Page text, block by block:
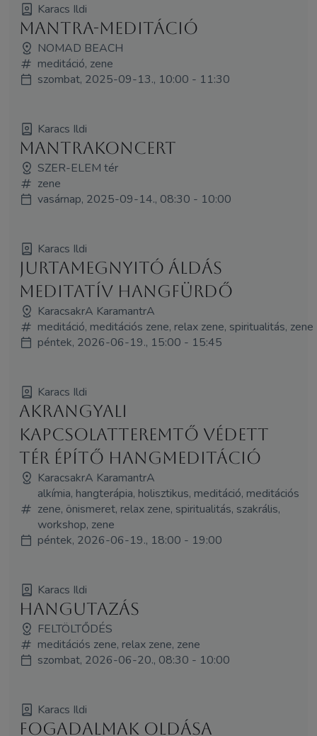
Karacs Ildi
Mantra-meditáció
NOMAD BEACH
meditáció, zene
szombat, 2025-09-13., 10:00 - 11:30
Karacs Ildi
Mantrakoncert
SZER-ELEM tér
zene
vasárnap, 2025-09-14., 08:30 - 10:00
Karacs Ildi
Jurtamegnyitó áldás
meditatív hangfürdő
KaracsakrA KaramantrA
meditáció, meditációs zene, relax zene, spiritualitás, zene
péntek, 2026-06-19., 15:00 - 15:45
Karacs Ildi
Akrangyali
kapcsolatteremtő védett
tér építő hangmeditáció
KaracsakrA KaramantrA
alkímia, hangterápia, holisztikus, meditáció, meditációs
zene, önismeret, relax zene, spiritualitás, szakrális,
workshop, zene
péntek, 2026-06-19., 18:00 - 19:00
Karacs Ildi
Hangutazás
FELTÖLTŐDÉS
meditációs zene, relax zene, zene
szombat, 2026-06-20., 08:30 - 10:00
Karacs Ildi
Fogadalmak oldása